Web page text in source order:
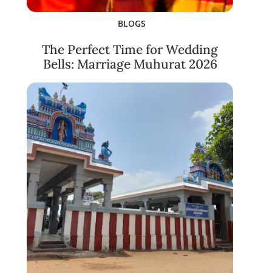
BLOGS
The Perfect Time for Wedding
Bells: Marriage Muhurat 2026